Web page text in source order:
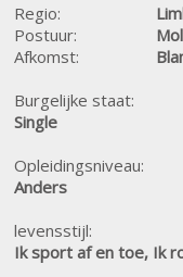
Regio:
Postuur:
Afkomst:
Burgelijke staat:
Single
Opleidingsniveau:
Anders
levensstijl:
Ik sport af en toe, Ik